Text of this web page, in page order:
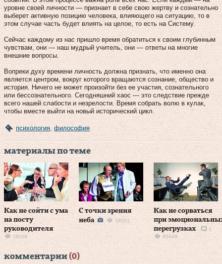
уровне своей личности — признает в себе свою жертву и сознательно
выберет активную позицию человека, влияющего на ситуацию, то в
этом случае часть будет влиять на целое, то есть на Систему.
Сейчас каждому из нас пришло время обратиться к своим глубинным
чувствам, они — наш мудрый учитель, они — ответы на многие
внешние вопросы.
Вопреки духу времени личность должна признать, что именно она
является центром, вокруг которого вращаются сознание, общество и
история. Ничего не может произойти без ее участия, сознательного
или бессознательного. Сегодняшний хаос — это следствие прежде
всего нашей слабости и незрелости. Время собрать волю в кулак,
чтобы вместе выйти на новый исторический цикл.
психология, философия
материалы по теме
Как не сойти с ума
на посту
руководителя
28106
С точки зрения
неба
18501
Как не сорваться
при
перегрузках
1
60449
комментарии (0)